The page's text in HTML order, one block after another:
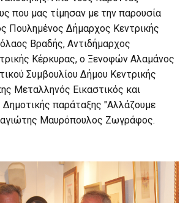
που μας τίμησαν με την παρουσία
Πουλημένος Δήμαρχος Κεντρικής
Βραδής, Αντιδήμαρχος
Κέρκυρας, ο Ξενοφών Αλαμάνος
Συμβουλίου Δήμου Κεντρικής
Μεταλληνός Εικαστικός και
Δημοτικής παράταξης "Αλλάζουμε
Μαυρόπουλος Ζωγράφος.